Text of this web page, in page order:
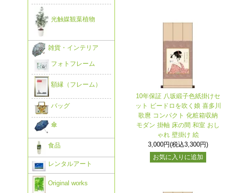
10年保証 八坂緞子色紙掛けセ
ット ビードロを吹く娘 喜多川
歌麿 コンパクト 化粧箱収納
モダン 掛軸 床の間 和室 おし
ゃれ 壁掛け 絵
3,000円(税込3,300円)
お気に入りに追加
光触媒観葉植物
雑貨・インテリア
フォトフレーム
額縁（フレーム）
バッグ
傘
食品
レンタルアート
Original works